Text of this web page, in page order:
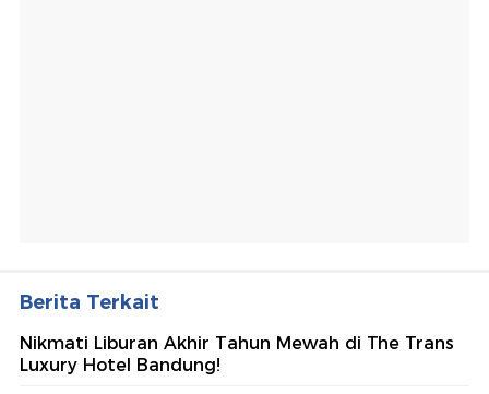
Berita Terkait
Nikmati Liburan Akhir Tahun Mewah di The Trans
Luxury Hotel Bandung!